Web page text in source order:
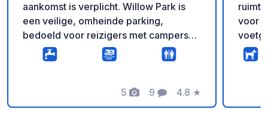
aankomst is verplicht. Willow Park is
een veilige, omheinde parking,
bedoeld voor reizigers met campers
en campervans die op zoek zijn naar
een rustige plek om te parkeren, uit te
zeer goed bereikbare zone, met snelle
5
Foto's
9
Commentaren
4.8
Beoordeling
★
voor
en
van